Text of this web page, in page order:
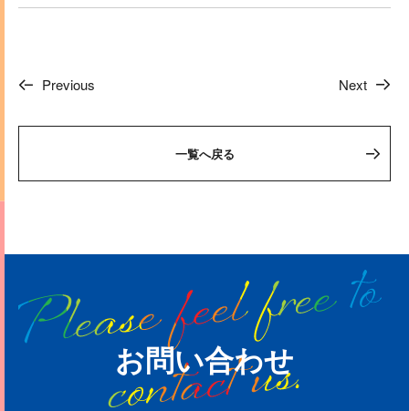
Previous
一覧へ戻る
Next
お問い合わせ